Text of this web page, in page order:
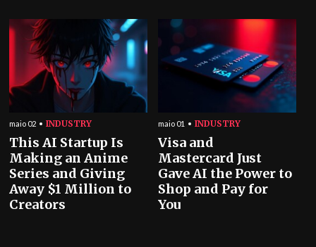
maio 02 INDUSTRY
This AI Startup Is
Making an Anime
Series and Giving
Away $1 Million to
Creators
maio 01 INDUSTRY
Visa and
Mastercard Just
Gave AI the Power to
Shop and Pay for
You